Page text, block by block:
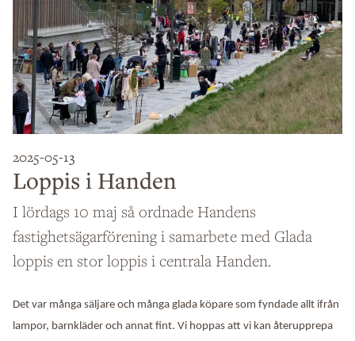
2025-05-13
Loppis i Handen
I lördags 10 maj så ordnade Handens
fastighetsägarförening i samarbete med Glada
loppis en stor loppis i centrala Handen.
Det var många säljare och många glada köpare som fyndade allt ifrån
lampor, barnkläder och annat fint. Vi hoppas att vi kan återupprepa